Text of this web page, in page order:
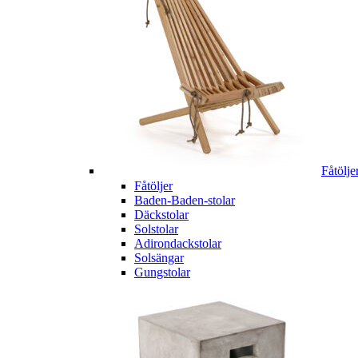
Fåtöljer
Baden-Baden-stolar
Däckstolar
Solstolar
Adirondackstolar
Solsängar
Gungstolar